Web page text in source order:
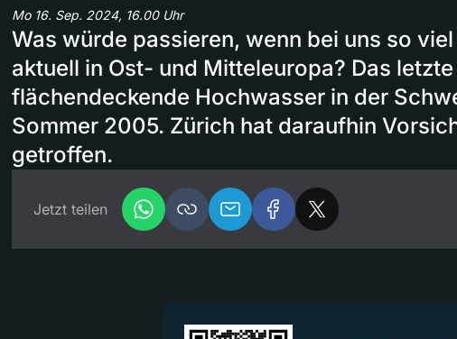
Mo 16. Sep. 2024, 16.00 Uhr
Was würde passieren, wenn bei uns so
aktuell in Ost- und Mitteleuropa? Das
flächendeckende Hochwasser in der
Sommer 2005. Zürich hat daraufhin
getroffen.
Jetzt teilen